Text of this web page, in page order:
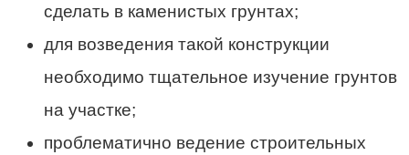
сделать в каменистых грунтах;
для возведения такой конструкции
необходимо тщательное изучение грунтов
на участке;
проблематично ведение строительных